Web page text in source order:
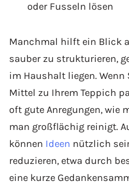
oder Fusseln lösen
Manchmal hilft ein Blick
sauber zu strukturieren,
im Haushalt liegen.
Mittel zu Ihrem Teppich
oft gute Anregungen, wie
man großflächig reinigt.
können Ideen nützlich
reduzieren, etwa durch
eine kurze